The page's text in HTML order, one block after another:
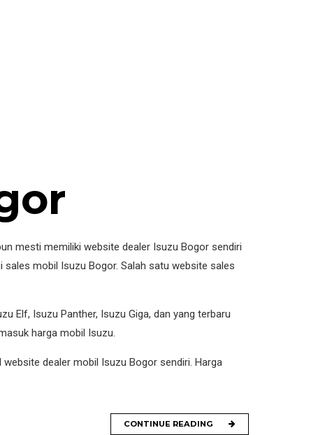
mesti memiliki website dealer Isuzu Bogor sendiri
mobil Isuzu Bogor. Salah satu website sales
Elf, Isuzu Panther, Isuzu Giga, dan yang terbaru
harga mobil Isuzu.
dealer mobil Isuzu Bogor sendiri. Harga
CONTINUE READING